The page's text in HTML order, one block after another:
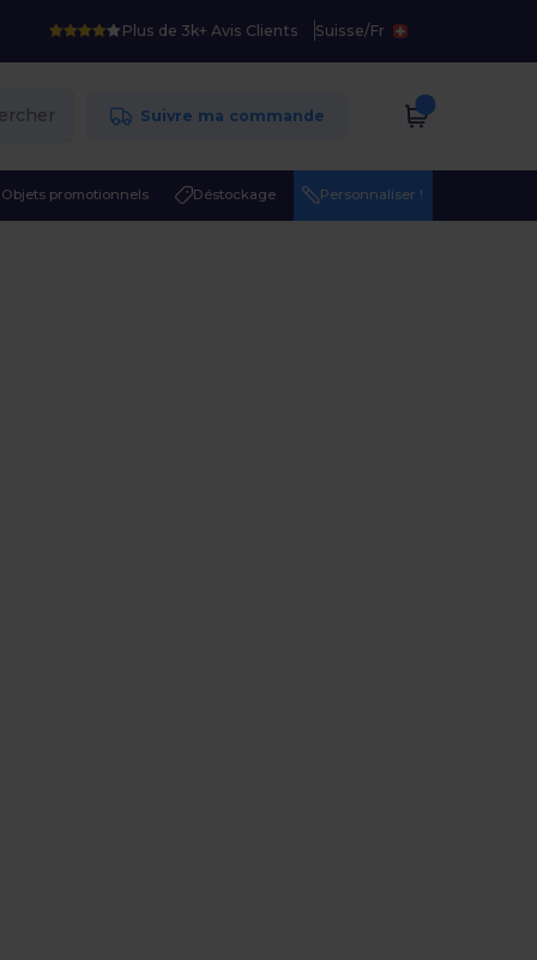
Plus de 3k+ Avis Clients Suisse/Fr
Suivre ma commande
Objets promotionnels Déstockage Personnaliser !